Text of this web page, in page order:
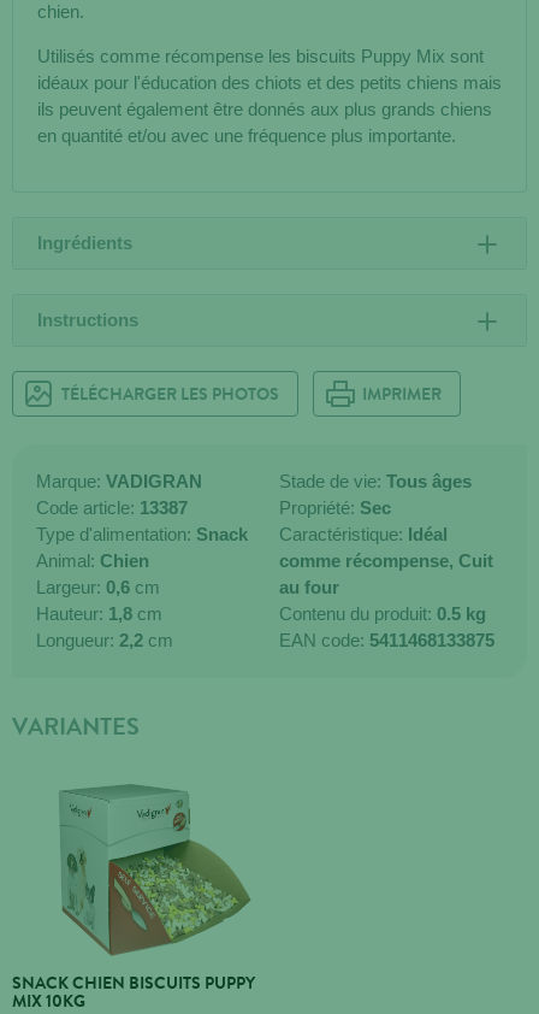
chien.
Utilisés comme récompense les biscuits Puppy Mix sont
idéaux pour l'éducation des chiots et des petits chiens mais
ils peuvent également être donnés aux plus grands chiens
en quantité et/ou avec une fréquence plus importante.
Ingrédients
Instructions
TÉLÉCHARGER LES PHOTOS IMPRIMER
Marque: VADIGRAN
Code article: 13387
Type d'alimentation: Snack
Animal: Chien
Largeur: 0,6 cm
Hauteur: 1,8 cm
Longueur: 2,2 cm
Stade de vie: Tous âges
Propriété: Sec
Caractéristique: Idéal
comme récompense, Cuit
au four
Contenu du produit: 0.5 kg
EAN code: 5411468133875
VARIANTES
SNACK CHIEN BISCUITS PUPPY
MIX 10KG